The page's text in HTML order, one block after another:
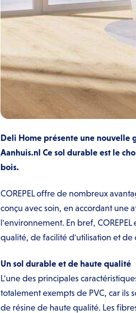
Deli Home présente une nouvelle
Aanhuis.nl Ce sol durable est le
bois.
COREPEL offre de nombreux
conçu avec soin, en accordant une
l'environnement. En bref,
qualité, de facilité d'utilisation et de
Un sol durable et de haute qualité
L'une des principales
totalement exempts de PVC, car ils
de résine de haute qualité. Les